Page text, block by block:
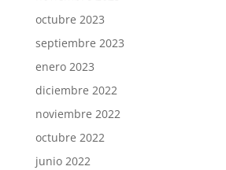
octubre 2023
septiembre 2023
enero 2023
diciembre 2022
noviembre 2022
octubre 2022
junio 2022